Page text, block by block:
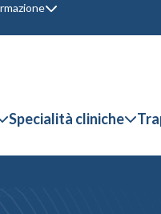
Specialità cliniche